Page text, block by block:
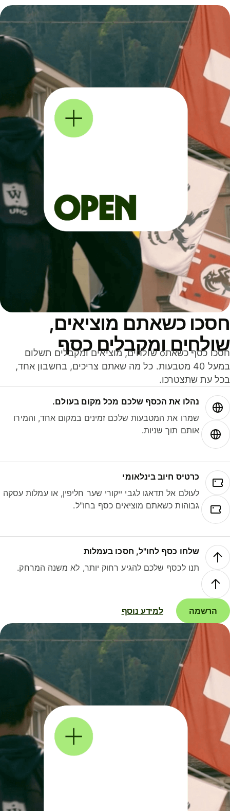
כשאתם מוציאים,
ומקבלים כסף
חסכו כסף כשאתo שולחים, מוציאים ומקבלים תשלום
במעל 40 מטבעות. כל מה שאתם צריכים, בחשבון אחד,
עת שתצטרכו.
נהלו את הכסף שלכם מכל מקום בעולם.
שמרו את המטבעות שלכם זמינים במקום אחד, והמירו
אותם תוך שניות.
כרטיס חיוב בינלאומי
לעולם אל תדאגו לגבי ייקורי שער חליפין, או עמלות עסקה
גבוהות כשאתם מוציאים כסף בחו"ל.
שלחו כסף לחו"ל, חסכו בעמלות
תנו לכסף שלכם להגיע רחוק יותר, לא משנה המרחק.
הרשמה למידע נוסף